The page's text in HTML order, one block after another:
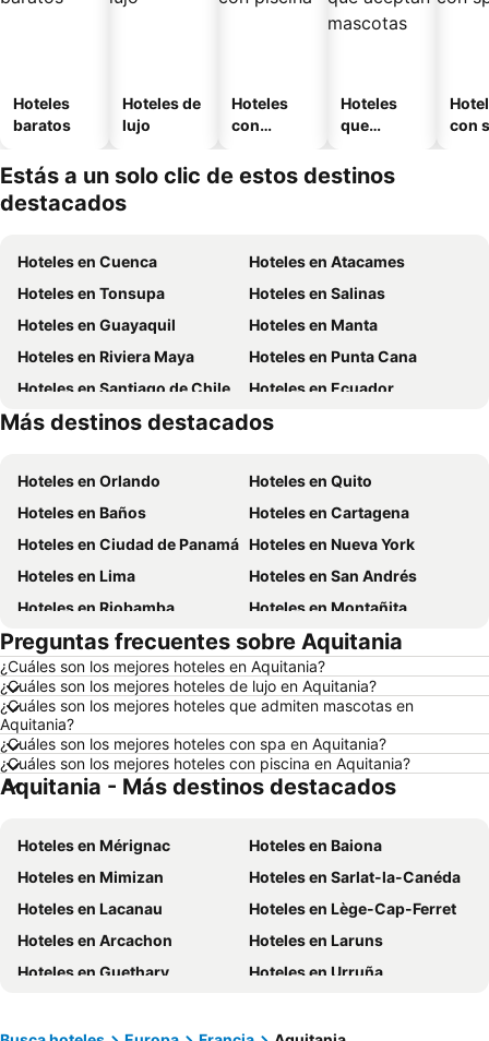
Hoteles
baratos
Hoteles de
lujo
Hoteles
con
Hoteles
que
mascotas
con
Estás a un solo clic de estos destinos
destacados
Hoteles en Cuenca
Hoteles en Atacames
Hoteles en Tonsupa
Hoteles en Salinas
Hoteles en Guayaquil
Hoteles en Manta
Hoteles en Riviera Maya
Hoteles en Punta Cana
Hoteles en Santiago de Chile
Hoteles en Ecuador
Hoteles en México
Hoteles en Chicago
Más destinos destacados
Hoteles en Orlando
Hoteles en Quito
Hoteles en Baños
Hoteles en Cartagena
Hoteles en Ciudad de Panamá Hoteles en Nueva York
Hoteles en Lima
Hoteles en San Andrés
Hoteles en Riobamba
Hoteles en Montañita
Hoteles en Puerto López
Hoteles en Pedernales
Hoteles en Miami
Hoteles en Roma
Hoteles en Ambato
Hoteles en Cojimies
Hoteles en Lisboa
Hoteles en Zorritos
Hoteles en Oporto
Hoteles en Panamá
Hoteles en Galápagos
Hoteles en Esmeraldas
Hoteles en Santa Cruz
Hoteles en Noruega
Preguntas frecuentes sobre Aquitania
¿Cuáles son los mejores hoteles en Aquitania?
¿Cuáles son los mejores hoteles de lujo en Aquitania?
¿Cuáles son los mejores hoteles que admiten mascotas en
Aquitania?
¿Cuáles son los mejores hoteles con spa en Aquitania?
¿Cuáles son los mejores hoteles con piscina en Aquitania?
Aquitania - Más destinos destacados
Hoteles en Mérignac
Hoteles en Baiona
Hoteles en Mimizan
Hoteles en Sarlat-la-Canéda
Hoteles en Lacanau
Hoteles en Lège-Cap-Ferret
Hoteles en Arcachon
Hoteles en Laruns
Hoteles en Guethary
Hoteles en Urruña
Hoteles en Bergerac
Hoteles en Mios